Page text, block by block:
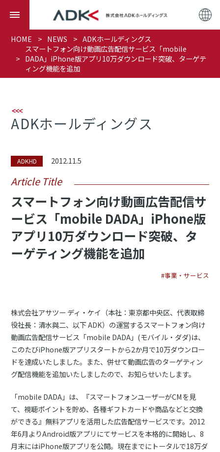
HOME NEWS
ADKホールディングス
スマートフォン向け動画広告配信サービス「mobile
DADA」iPhone版アプリ10万ダウンロード突破、ターゲテ
ィング機能を追加
ADKホールディングス
ADKHD 2012.11.5
Article Title
スマートフォン向け動画広告配信サ
ービス「mobile DADA」iPhone版
アプリ10万ダウンロード突破、タ
ーゲティング機能を追加
#事業・サービス
株式会社アサツー ディ・ケイ（本社：東京都中央区、代表取締
役社長：清水與二、以下 ADK）の運営するスマートフォン向け
動画広告配信サービス「mobile DADA」(モバイル・ダダ)は、
このたびiPhone版アプリスタートから2か月で10万ダウンロー
ドを達成いたしました。また、併せて動画広告のターゲティン
グ配信機能を追加いたしましたので、お知らせいたします。
「mobile DADA」は、『スマートフォンユーザーがCMを見
て、視聴ポイントを貯め、各種ギフトカードや商品などと交換
ができる』無料アプリを活用した広告配信サービスです。2012
年6月よりAndroid版アプリにてサービスを本格的に開始し、8
月末にはiPhone版アプリを公開。現在までにトータルで18万ダ